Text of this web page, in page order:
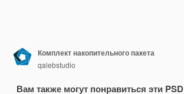
Комплект накопительного пакета
qalebstudio
Вам также могут понравиться эти PSD